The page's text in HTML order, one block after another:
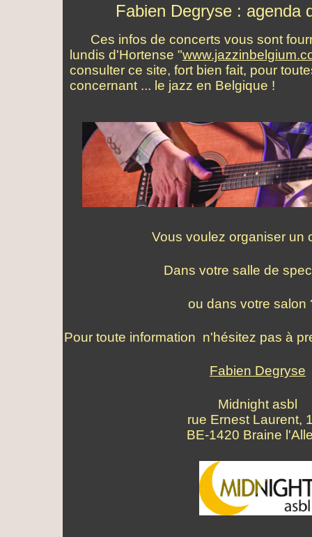
Fabien Degryse : agenda
Ces infos de concerts vous sont
lundis d'Hortense "
consulter ce site, fort bien fait, pour
concernant ... le jazz en Belgique !
Vous voulez organiser un
Dans votre salle de
ou dans votre salon
Pour toute information n'hésitez pas à
Fabien Degryse
Midnight asbl
rue Ernest Laurent,
BE-1420 Braine